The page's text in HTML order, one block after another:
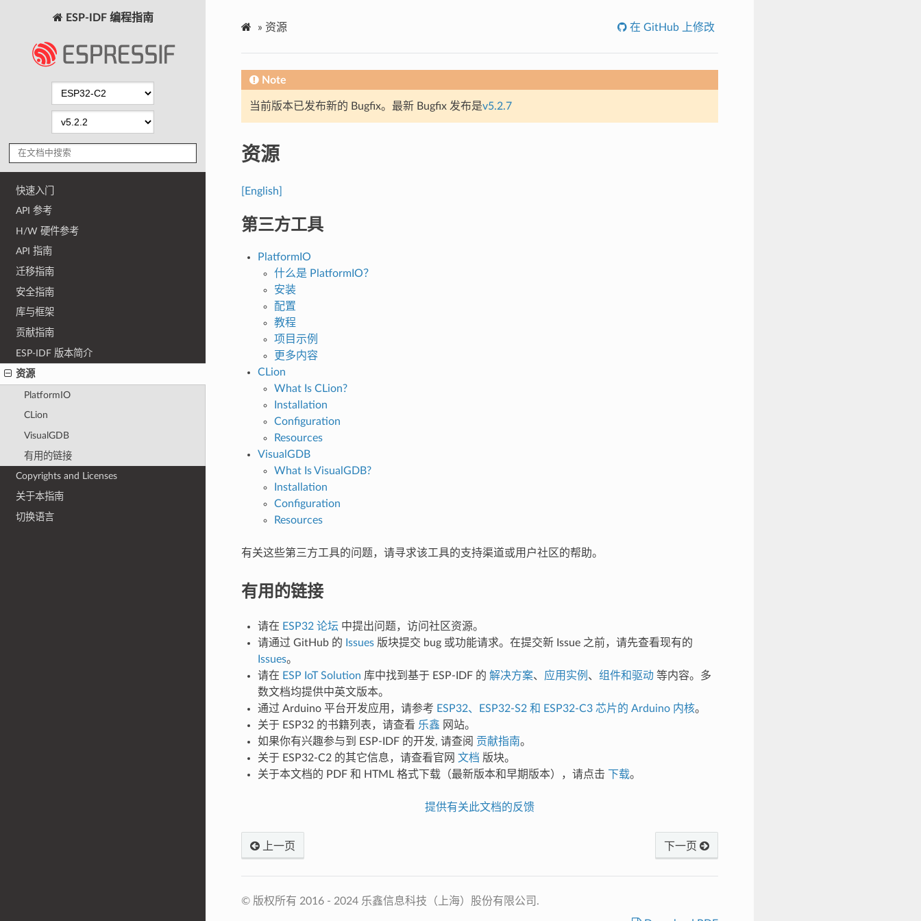
ESP-IDF 编程指南
快速入门
API 参考
H/W 硬件参考
API 指南
迁移指南
安全指南
库与框架
贡献指南
ESP-IDF 版本简介
资源
PlatformIO
CLion
VisualGDB
有用的链接
Copyrights and Licenses
关于本指南
切换语言
» 资源 在 GitHub 上修改
Note
当前版本已发布新的 Bugfix。最新 Bugfix 发布是v5.2.7
资源
[English]
第三方工具
PlatformIO
什么是 PlatformIO？
安装
配置
教程
项目示例
更多内容
CLion
What Is CLion?
Installation
Configuration
Resources
VisualGDB
What Is VisualGDB?
Installation
Configuration
Resources
有关这些第三方工具的问题，请寻求该工具的支持渠道或用户社区的帮助。
有用的链接
请在 ESP32 论坛中提出问题，访问社区资源。
请通过 GitHub 的 Issues版块提交 bug 或功能请求。在提交新 Issue 之前，请先查看现有的
Issues。
请在 ESP IoT Solution 库中找到基于 ESP-IDF 的 解决方案、 应用实例 、 组件和驱动等内容。多
数文档均提供中英文版本。
通过 Arduino 平台开发应用，请参考 ESP32、ESP32-S2 和 ESP32-C3 芯片的 Arduino 内核。
关于 ESP32 的书籍列表，请查看 乐鑫 网站。
如果你有兴趣参与到 ESP-IDF 的开发, 请查阅 贡献指南。
关于 ESP32-C2 的其它信息，请查看官网 文档 版块。
关于本文档的 PDF 和 HTML 格式下载（最新版本和早期版本），请点击
下载。
提供有关此文档的反馈
上一页 下一页
© 版权所有 2016 - 2024 乐鑫信息科技（上海）股份有限公司.